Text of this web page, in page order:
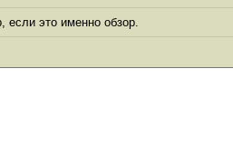
если это именно обзор.